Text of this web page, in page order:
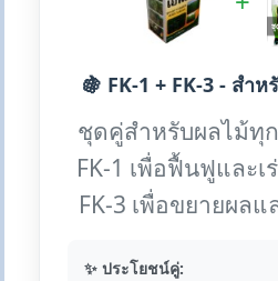
🍇 FK-1 + FK-3 - สำ
ชุดคู่สำหรับผลไม้ทุ
FK-1 เพื่อฟื้นฟูและเ
FK-3 เพื่อขยายผล
✨ ประโยชน์คู่: